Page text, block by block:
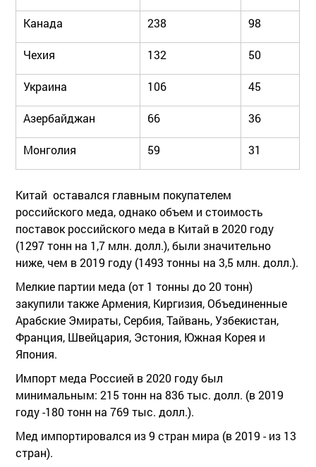
Канада 238 98
Чехия 132 50
Украина 106 45
Азербайджан 66 36
Монголия 59 31
Китай оставался главным покупателем
российского меда, однако объем и стоимость
поставок российского меда в Китай в 2020 году
(1297 тонн на 1,7 млн. долл.), были значительно
ниже, чем в 2019 году (1493 тонны на 3,5 млн. долл.).
Мелкие партии меда (от 1 тонны до 20 тонн)
закупили также Армения, Киргизия, Объединенные
Арабские Эмираты, Сербия, Тайвань, Узбекистан,
Франция, Швейцария, Эстония, Южная Корея и
Япония.
Импорт меда Россией в 2020 году был
минимальным: 215 тонн на 836 тыс. долл. (в 2019
году -180 тонн на 769 тыс. долл.).
Мед импортировался из 9 стран мира (в 2019 - из 13
стран).